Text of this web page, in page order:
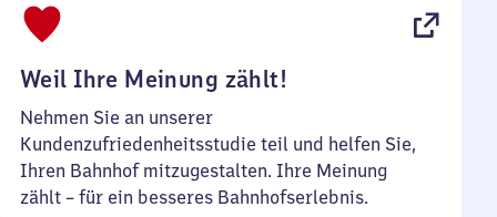
Weil Ihre Meinung zählt!
Nehmen Sie an unserer
Kundenzufriedenheitsstudie teil und helfen Sie,
Ihren Bahnhof mitzugestalten. Ihre Meinung
zählt – für ein besseres Bahnhofserlebnis.